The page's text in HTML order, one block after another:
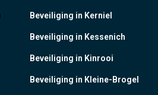
Beveiliging in Kerniel
Beveiliging in Kessenich
Beveiliging in Kinrooi
Beveiliging in Kleine-Brogel